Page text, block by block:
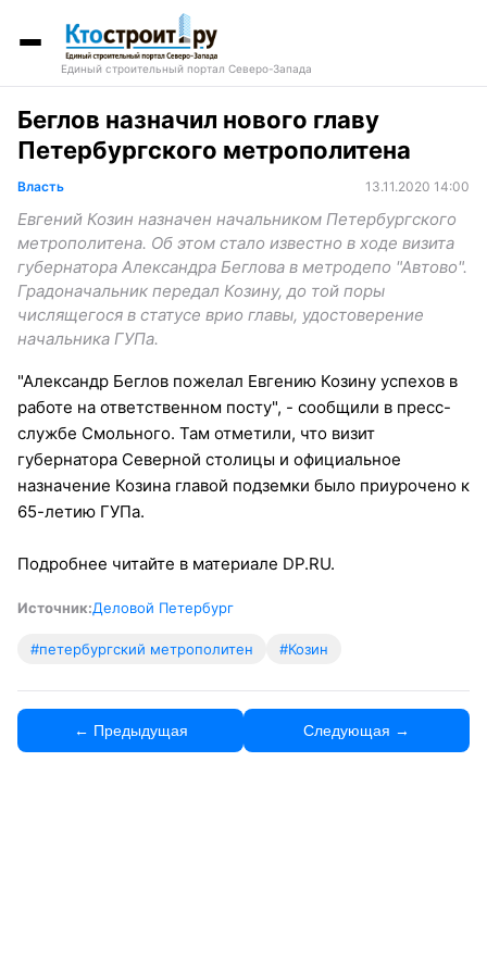
Единый строительный портал Северо-Запада
Беглов назначил нового главу
Петербургского метрополитена
Власть 13.11.2020 14:00
Евгений Козин назначен начальником Петербургского
метрополитена. Об этом стало известно в ходе визита
губернатора Александра Беглова в метродепо "Автово".
Градоначальник передал Козину, до той поры
числящегося в статусе врио главы, удостоверение
начальника ГУПа.
"Александр Беглов пожелал Евгению Козину успехов в
работе на ответственном посту", - сообщили в пресс-
службе Смольного. Там отметили, что визит
губернатора Северной столицы и официальное
назначение Козина главой подземки было приурочено к
65-летию ГУПа.
Подробнее читайте в материале DP.RU.
Источник:Деловой Петербург
#петербургский метрополитен #Козин
← Предыдущая Следующая →